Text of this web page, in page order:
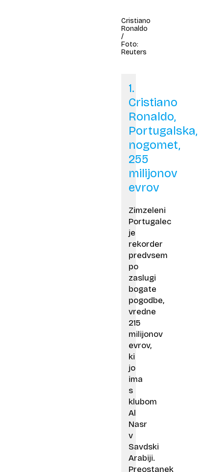
Cristiano
Ronaldo
/
Foto:
Reuters
1.
Cristiano
Ronaldo,
Portugalska,
nogomet,
255
milijonov
evrov
Zimzeleni
Portugalec
je
rekorder
predvsem
po
zaslugi
bogate
pogodbe,
vredne
215
milijonov
evrov,
ki
jo
ima
s
klubom
Al
Nasr
v
Savdski
Arabiji.
Preostanek